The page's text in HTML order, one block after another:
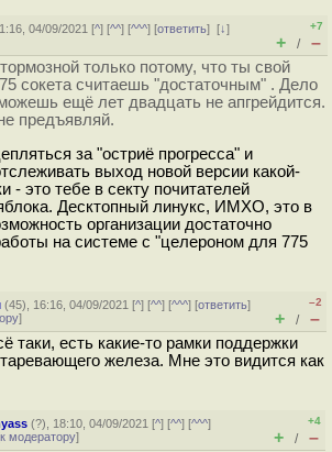
04/09/2021 [^] [^^] [^^^] [ответить][↓]
+7
+ / –
только потому, что ты свой
сокета считаешь "достаточным" . Дело
ещё лет двадцать не апгрейдится.
предъявляй.
за "остриё прогресса" и
выход новой версии какой-
- это тебе в секту почитателей
Десктопный линукс, ИМХО, это в
организации достаточно
на системе с "целероном для 775
(45), 16:16, 04/09/2021 [^] [^^] [^^^] [ответить]
]
–2
+ / –
таки, есть какие-то рамки поддержки
железа. Мне это видится как
(?), 18:10, 04/09/2021 [^] [^^] [^^^]
к модератору]
+4
+ / –